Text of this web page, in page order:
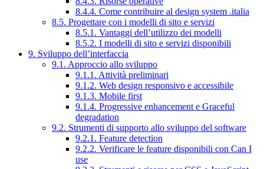
8.4.4. Come contribuire al design system .italia
8.5. Progettare con i modelli di sito e servizi
8.5.1. Vantaggi dell’utilizzo dei modelli
8.5.2. I modelli di sito e servizi disponibili
9. Sviluppo dell’interfaccia
9.1. Approccio allo sviluppo
9.1.1. Attività preliminari
9.1.2. Web design responsivo e accessibile
9.1.3. Mobile first
9.1.4. Progressive enhancement e Graceful
degradation
9.2. Strumenti di supporto allo sviluppo del software
9.2.1. Feature detection
9.2.2. Verificare le feature disponibili con Can I
use